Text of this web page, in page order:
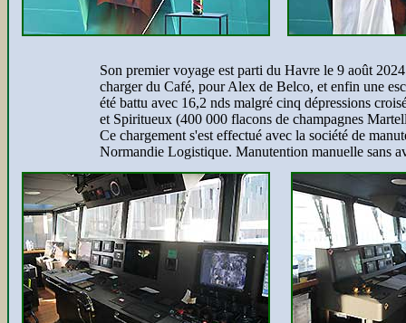
Son premier voyage est parti du Havre le 9 août
charger du Café, pour Alex de Belco, et enfin une
été battu avec 16,2 nds malgré cinq dépressions
et Spiritueux (400 000 flacons de champagnes
Ce chargement s'est effectué avec la société de
Normandie Logistique. Manutention manuelle sans